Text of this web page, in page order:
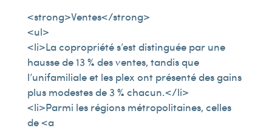
<strong>Ventes</strong>
<ul>
<li>La copropriété s’est distinguée par une
hausse de 13 % des ventes, tandis que
l’unifamiliale et les plex ont présenté des gains
plus modestes de 3 % chacun.</li>
<li>Parmi les régions métropolitaines, celles
de <a